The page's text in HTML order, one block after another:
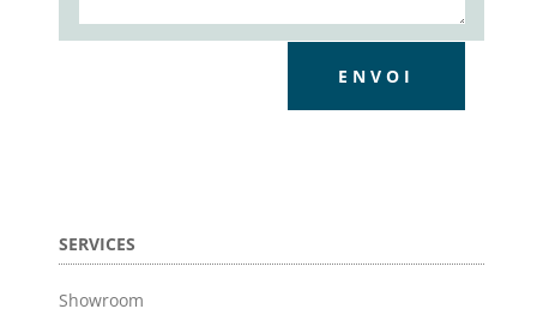
ENVOI
SERVICES
Showroom